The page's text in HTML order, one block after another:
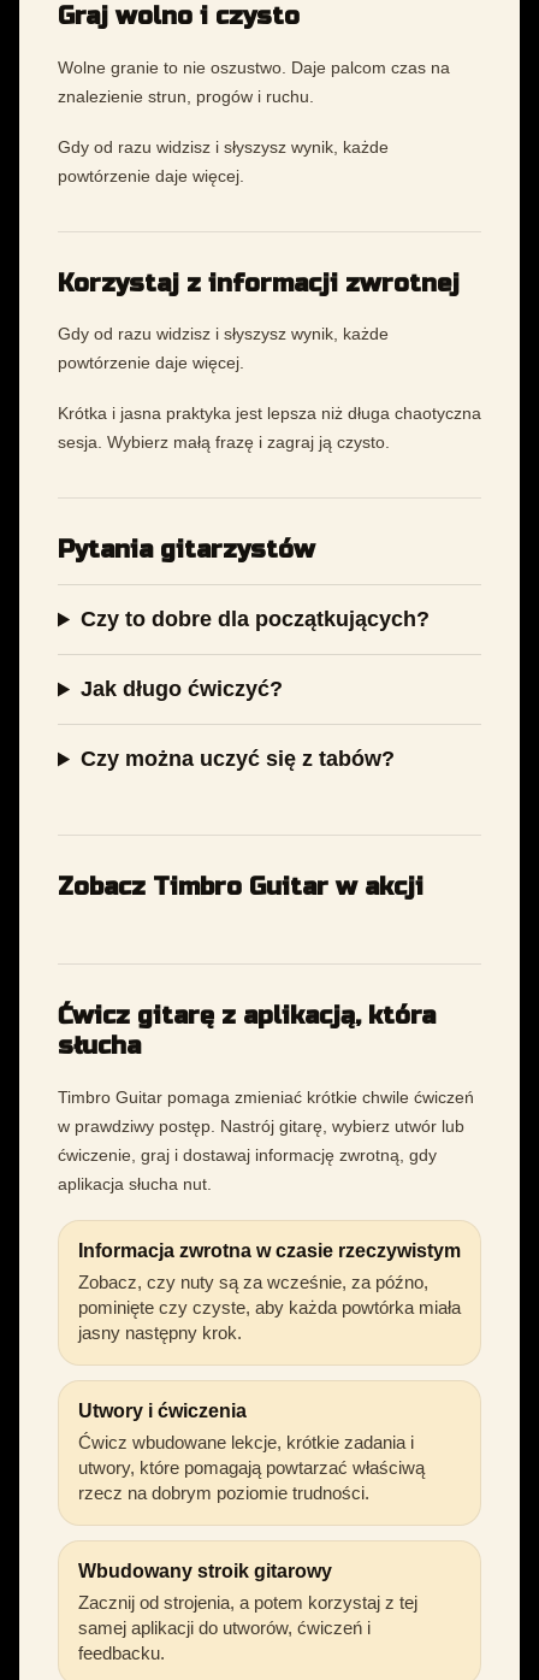
Graj wolno i czysto
Wolne granie to nie oszustwo. Daje palcom czas na
znalezienie strun, progów i ruchu.
Gdy od razu widzisz i słyszysz wynik, każde
powtórzenie daje więcej.
Korzystaj z informacji zwrotnej
Gdy od razu widzisz i słyszysz wynik, każde
powtórzenie daje więcej.
Krótka i jasna praktyka jest lepsza niż długa chaotyczna
sesja. Wybierz małą frazę i zagraj ją czysto.
Pytania gitarzystów
Czy to dobre dla początkujących?
Jak długo ćwiczyć?
Czy można uczyć się z tabów?
Zobacz Timbro Guitar w akcji
Ćwicz gitarę z aplikacją, która
słucha
Timbro Guitar pomaga zmieniać krótkie chwile ćwiczeń
w prawdziwy postęp. Nastrój gitarę, wybierz utwór lub
ćwiczenie, graj i dostawaj informację zwrotną, gdy
aplikacja słucha nut.
Informacja zwrotna w czasie rzeczywistym
Zobacz, czy nuty są za wcześnie, za późno,
pominięte czy czyste, aby każda powtórka miała
jasny następny krok.
Utwory i ćwiczenia
Ćwicz wbudowane lekcje, krótkie zadania i
utwory, które pomagają powtarzać właściwą
rzecz na dobrym poziomie trudności.
Wbudowany stroik gitarowy
Zacznij od strojenia, a potem korzystaj z tej
samej aplikacji do utworów, ćwiczeń i
feedbacku.